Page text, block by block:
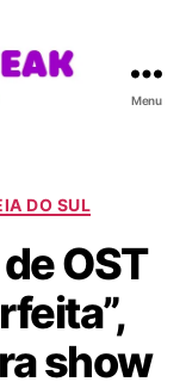
Menu
DO SUL
OST
show